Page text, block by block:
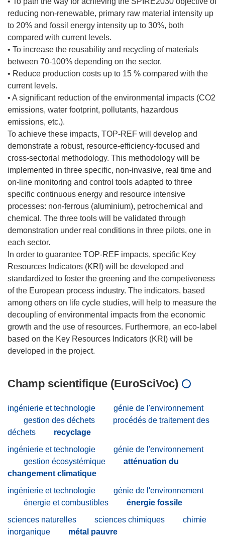
reducing non-renewable, primary raw material intensity up
to 20% and fossil energy intensity up to 30%, both
compared with current levels.
• To increase the reusability and recycling of materials
between 70-100% depending on the sector.
• Reduce production costs up to 15 % compared with the
current levels.
• A significant reduction of the environmental impacts (CO2
emissions, water footprint, pollutants, hazardous
emissions, etc.).
To achieve these impacts, TOP-REF will develop and
demonstrate a robust, resource-efficiency-focused and
cross-sectorial methodology. This methodology will be
implemented in three specific, non-invasive, real time and
on-line monitoring and control tools adapted to three
specific continuous energy and resource intensive
processes: non-ferrous (aluminium), petrochemical and
chemical. The three tools will be validated through
demonstration under real conditions in three pilots, one in
each sector.
In order to guarantee TOP-REF impacts, specific Key
Resources Indicators (KRI) will be developed and
standardized to foster the greening and the competiveness
of the European process industry. The indicators, based
among others on life cycle studies, will help to measure the
decoupling of environmental impacts from the economic
growth and the use of resources. Furthermore, an eco-label
based on the Key Resources Indicators (KRI) will be
Champ scientifique (EuroSciVoc)
ingénierie et technologie
génie de l'environnement
gestion des déchets
procédés de traitement des
déchets
recyclage
ingénierie et technologie
génie de l'environnement
gestion écosystémique
atténuation du
changement climatique
ingénierie et technologie
génie de l'environnement
énergie et combustibles
énergie fossile
sciences naturelles
sciences chimiques
chimie
inorganique
métal pauvre